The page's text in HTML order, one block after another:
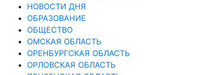
НОВОСТИ ДНЯ
ОБРАЗОВАНИЕ
ОБЩЕСТВО
ОМСКАЯ ОБЛАСТЬ
ОРЕНБУРГСКАЯ ОБЛАСТЬ
ОРЛОВСКАЯ ОБЛАСТЬ